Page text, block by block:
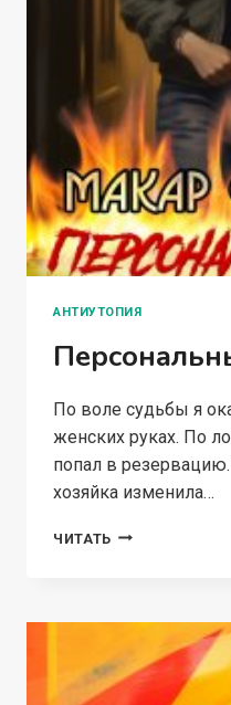
АНТИУТОПИЯ
По воле судьбы я
женских руках. По
попал в
хозяйка изменила…
ЧИТАТЬ ПЕРСОНАЛЬНЫЙ